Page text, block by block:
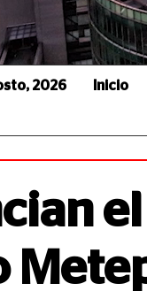
2026 Inicio